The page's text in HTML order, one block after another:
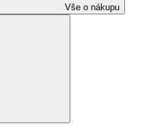
Vše o nákupu